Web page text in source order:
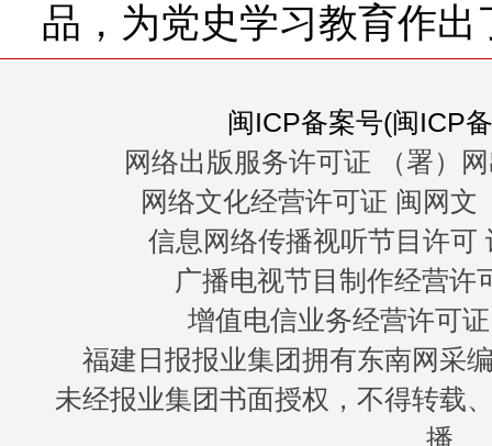
品，为党史学习教育作出
闽ICP备案号(闽ICP
网络出版服务许可证 （署）
网络文化经营许可证 闽网文
信息网络传播视听节目许可
广播电视节目制作经营许
增值电信业务经营许可
福建日报报业集团拥有东南网采
未经报业集团书面授权，不得转载
播